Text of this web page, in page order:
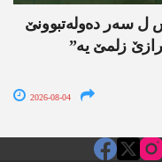
ل سەر دەولەتبوونێ
زلمێ یە”
2026-08-04